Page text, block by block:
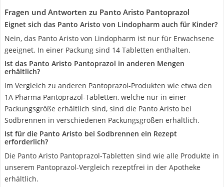
Fragen und Antworten zu Panto Aristo Pantoprazol
Eignet sich das Panto Aristo von Lindopharm auch für Kinder?
Nein, das Panto Aristo von Lindopharm ist nur für Erwachsene
geeignet. In einer Packung sind 14 Tabletten enthalten.
Ist das Panto Aristo Pantoprazol in anderen Mengen
erhältlich?
Im Vergleich zu anderen Pantoprazol-Produkten wie etwa den
1A Pharma Pantoprazol-Tabletten, welche nur in einer
Packungsgröße erhältlich sind, sind die Panto Aristo bei
Sodbrennen in verschiedenen Packungsgrößen erhältlich.
Ist für die Panto Aristo bei Sodbrennen ein Rezept
erforderlich?
Die Panto Aristo Pantoprazol-Tabletten sind wie alle Produkte in
unserem Pantoprazol-Vergleich rezeptfrei in der Apotheke
erhältlich.